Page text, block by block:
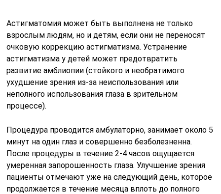
Астигматомия может быть выполнена не только
взрослым людям, но и детям, если они не переносят
очковую коррекцию астигматизма. Устранение
астигматизма у детей может предотвратить
развитие амблиопии (стойкого и необратимого
ухудшение зрения из-за неиспользования или
неполного использования глаза в зрительном
процессе).
Процедура проводится амбулаторно, занимает около 5
минут на один глаз и совершенно безболезненна.
После процедуры в течение 2-4 часов ощущается
умеренная запорошенность глаза. Улучшение зрения
пациенты отмечают уже на следующий день, которое
продолжается в течение месяца вплоть до полного